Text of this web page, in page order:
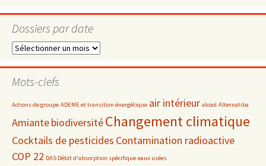
Dossiers par date
Dossiers
date
Mots-clefs
Actions de groupe ADEME et transition énergétique air intérieur alcool Alternatiba
AmiantebiodiversitéChangement climatique
Cocktails de pesticides Contamination radioactive
COP 22 DAS Débit d'absorption spécifique eaux usées